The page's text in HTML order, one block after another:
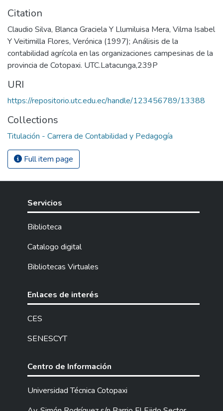
Citation
Claudio Silva, Blanca Graciela Y Llumiluisa Mera, Vilma Isabel
Y Veitimilla Flores, Verónica (1997); Análisis de la
contabilidad agrícola en las organizaciones campesinas de la
provincia de Cotopaxi. UTC.Latacunga,239P
URI
https://repositorio.utc.edu.ec/handle/123456789/13388
Collections
Titulación - Carrera de Contabilidad y Pedagogía
Full item page
Servicios
Biblioteca
Catalogo digital
Bibliotecas Virtuales
Enlaces de interés
CES
SENESCYT
Centro de Información
Universidad Técnica Cotopaxi